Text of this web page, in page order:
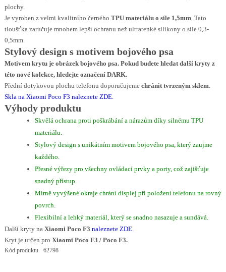
plochy.
Je vyroben z velmi kvalitního černého TPU materiálu o síle 1,5mm . Tato
tloušťka zaručuje mnohem lepší ochranu než ultratenké silikony o síle 0,3-
0,5mm.
Stylový design s motivem bojového psa
Motivem krytu je obrázek bojového psa. Pokud budete hledat další kryty z
této nové kolekce, hledejte označení DARK.
Přední dotykovou plochu telefonu doporučujeme chránit tvrzeným sklem
Skla na Xiaomi Poco F3 naleznete ZDE.
Výhody produktu
Skvělá ochrana proti poškrábání a nárazům díky silnému TPU
materiálu.
Stylový design s unikátním motivem bojového psa, který zaujme
každého.
Přesné výřezy pro všechny ovládací prvky a porty, což zajišťuje
snadný přístup.
Mírně vyvýšené okraje chrání displej při položení telefonu na rovný
povrch.
Flexibilní a lehký materiál, který se snadno nasazuje a sundává.
Další kryty na Xiaomi Poco F3 naleznete ZDE.
Kryt je určen pro Xiaomi Poco F3 / Poco F3.
Kód produktu 62798